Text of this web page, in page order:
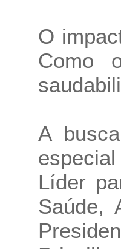
O
Como
A
Líder
Saúde,